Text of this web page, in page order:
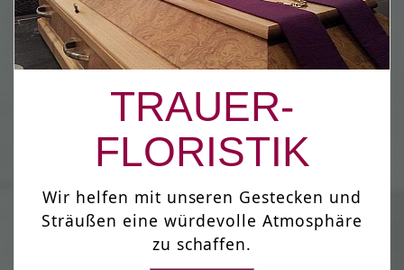
TRAUER-
FLORISTIK
Wir helfen mit unseren Gestecken und
Sträußen eine würdevolle Atmosphäre
zu schaffen.